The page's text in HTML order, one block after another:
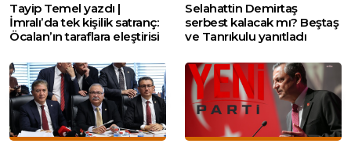
Tayip Temel yazdı |
İmralı’da tek kişilik satranç:
Öcalan’ın taraflara eleştirisi
Selahattin Demirtaş
serbest kalacak mı? Beştaş
ve Tanrıkulu yanıtladı